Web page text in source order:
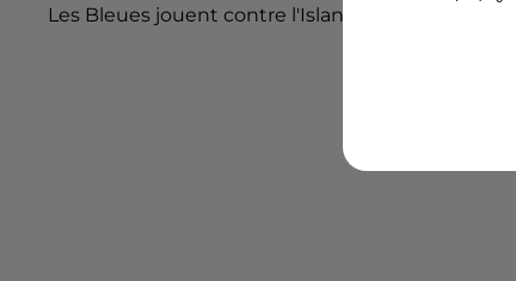
Les Bleues jouent contre l'Islande ce vendredi, à